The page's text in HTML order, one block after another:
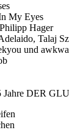
My Eyes
Hager
Talaj
und
Jahre DER